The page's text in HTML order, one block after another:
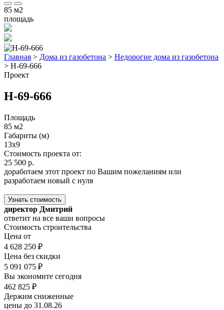
85 м2
площадь
Главная > Дома из газобетона > Недорогие дома из газобетона
> Н-69-666
Проект
Н-69-666
Площадь
85 м2
Габариты (м)
13x9
Стоимость проекта от:
25 500 р.
доработаем этот проект по Вашим пожеланиям или
разработаем новый с нуля
Узнать стоимость
директор Дмитрий
ответит на все ваши вопросы
Стоимость строительства
Цена от
4 628 250 ₽
Цена без скидки
5 091 075 ₽
Вы экономите сегодня
462 825 ₽
Держим сниженные
цены до 31.08.26